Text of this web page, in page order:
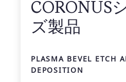
CORONUS
ズ製品
PLASMA BEVEL ETCH
DEPOSITION